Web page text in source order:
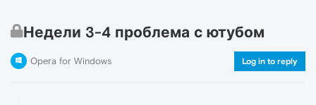
Недели 3-4 проблема с ютубом
Opera for Windows Log in to reply